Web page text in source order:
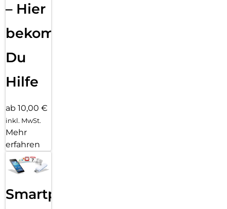
– Hier
bekommst
Du
Hilfe
ab 10,00 €
inkl. MwSt.
Mehr
erfahren
Smartphone